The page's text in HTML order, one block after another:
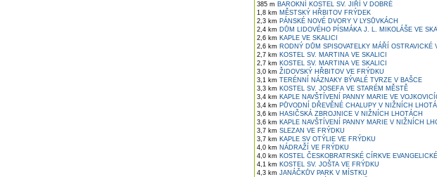
385 m BAROKNÍ KOSTEL SV. JIŘÍ V DOBRÉ
1,8 km MĚSTSKÝ HŘBITOV FRÝDEK
2,3 km PÁNSKÉ NOVÉ DVORY V LYSŮVKÁCH
2,4 km DŮM LIDOVÉHO PÍSMÁKA J. L. MIKOLÁŠE VE
2,6 km KAPLE VE SKALICI
2,6 km RODNÝ DŮM SPISOVATELKY MÁŘÍ OSTRAVICKÉ
2,7 km KOSTEL SV. MARTINA VE SKALICI
2,7 km KOSTEL SV. MARTINA VE SKALICI
3,0 km ŽIDOVSKÝ HŘBITOV VE FRÝDKU
3,1 km TERÉNNÍ NÁZNAKY BÝVALÉ TVRZE V BAŠCE
3,3 km KOSTEL SV. JOSEFA VE STARÉM MĚSTĚ
3,4 km KAPLE NAVŠTÍVENÍ PANNY MARIE VE
3,4 km PŮVODNÍ DŘEVĚNÉ CHALUPY V NIŽNÍCH
3,6 km HASIČSKÁ ZBROJNICE V NIŽNÍCH LHOTÁCH
3,6 km KAPLE NAVŠTÍVENÍ PANNY MARIE V NIŽNÍCH
3,7 km SLEZAN VE FRÝDKU
3,7 km KAPLE SV OTÝLIE VE FRÝDKU
4,0 km NÁDRAŽÍ VE FRÝDKU
4,0 km KOSTEL ČESKOBRATRSKÉ CÍRKVE
4,1 km KOSTEL SV. JOŠTA VE FRÝDKU
4,3 km JANÁČKŮV PARK V MÍSTKU